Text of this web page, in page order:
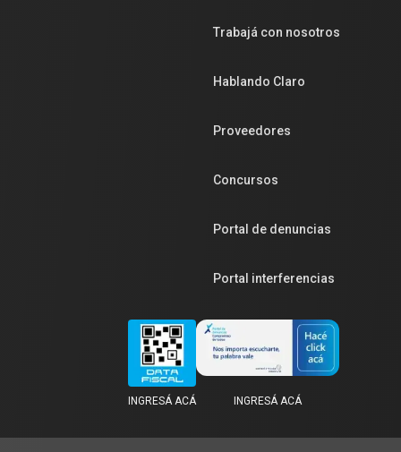
Trabajá con nosotros
Hablando Claro
Proveedores
Concursos
Portal de denuncias
Portal interferencias
INGRESÁ ACÁ INGRESÁ ACÁ